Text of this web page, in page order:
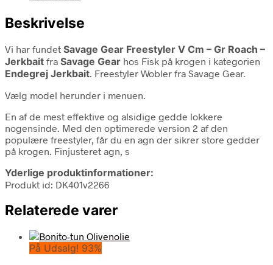
Beskrivelse
Vi har fundet Savage Gear Freestyler V Cm – Gr Roach –
Jerkbait fra Savage Gear hos Fisk på krogen i kategorien
Endegrej Jerkbait. Freestyler Wobler fra Savage Gear.
Vælg model herunder i menuen.
En af de mest effektive og alsidige gedde lokkere
nogensinde. Med den optimerede version 2 af den
populære freestyler, får du en agn der sikrer store gedder
på krogen. Finjusteret agn, s
Yderlige produktinformationer:
Produkt id: DK401v2266
Relaterede varer
På Udsalg! 93%